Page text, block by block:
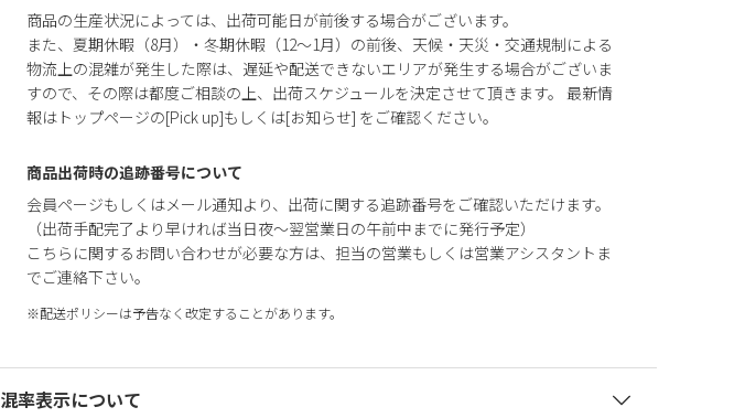
商品の生産状況によっては、出荷可能日が前後する場合がございます。
また、夏期休暇（8月）・冬期休暇（12～1月）の前後、天候・天災・交通規制による
物流上の混雑が発生した際は、遅延や配送できないエリアが発生する場合がございま
すので、その際は都度ご相談の上、出荷スケジュールを決定させて頂きます。 最新情
報はトップページの[Pick up]もしくは[お知らせ] をご確認ください。
商品出荷時の追跡番号について
会員ページもしくはメール通知より、出荷に関する追跡番号をご確認いただけます。
（出荷手配完了より早ければ当日夜～翌営業日の午前中までに発行予定）
こちらに関するお問い合わせが必要な方は、担当の営業もしくは営業アシスタントま
でご連絡下さい。
※配送ポリシーは予告なく改定することがあります。
混率表示について